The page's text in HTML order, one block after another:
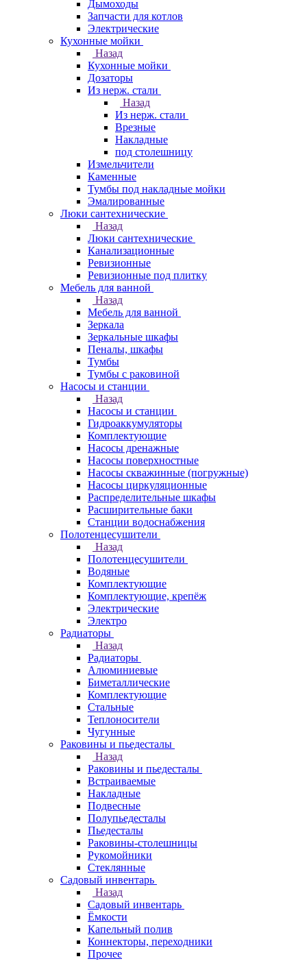
Дымоходы
Запчасти для котлов
Электрические
Кухонные мойки
Назад
Кухонные мойки
Дозаторы
Из нерж. стали
Назад
Из нерж. стали
Врезные
Накладные
под столешницу
Измельчители
Каменные
Тумбы под накладные мойки
Эмалированные
Люки сантехнические
Назад
Люки сантехнические
Канализационные
Ревизионные
Ревизионные под плитку
Мебель для ванной
Назад
Мебель для ванной
Зеркала
Зеркальные шкафы
Пеналы, шкафы
Тумбы
Тумбы с раковиной
Насосы и станции
Назад
Насосы и станции
Гидроаккумуляторы
Комплектующие
Насосы дренажные
Насосы поверхностные
Насосы скважинные (погружные)
Насосы циркуляционные
Распределительные шкафы
Расширительные баки
Станции водоснабжения
Полотенцесушители
Назад
Полотенцесушители
Водяные
Комплектующие
Комплектующие, крепёж
Электрические
Электро
Радиаторы
Назад
Радиаторы
Алюминиевые
Биметаллические
Комплектующие
Стальные
Теплоносители
Чугунные
Раковины и пьедесталы
Назад
Раковины и пьедесталы
Встраиваемые
Накладные
Подвесные
Полупьедесталы
Пьедесталы
Раковины-столешницы
Рукомойники
Стеклянные
Садовый инвентарь
Назад
Садовый инвентарь
Ёмкости
Капельный полив
Коннекторы, переходники
Прочее